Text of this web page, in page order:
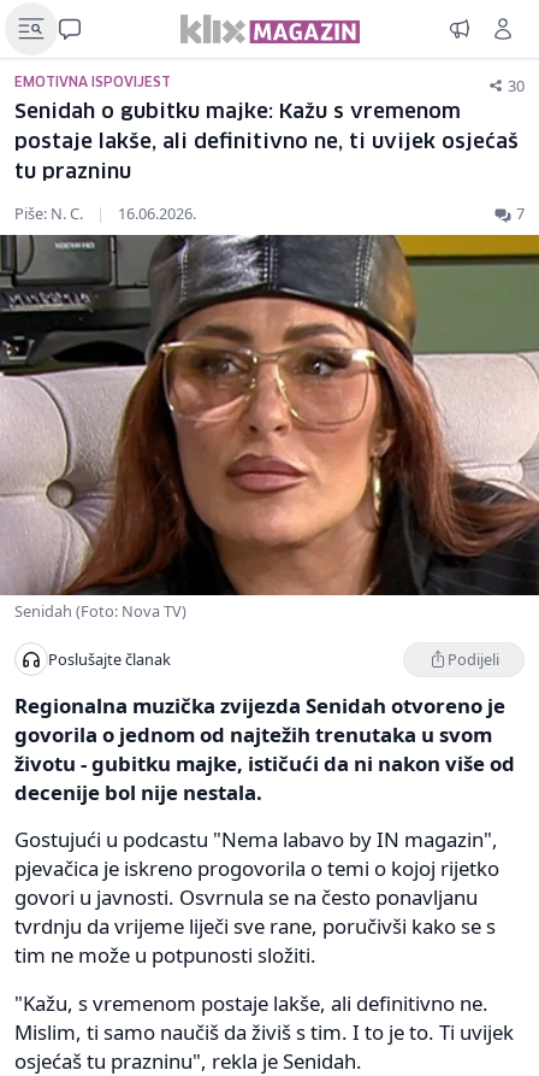
EMOTIVNA ISPOVIJEST 30
Senidah o gubitku majke: Kažu s vremenom
postaje lakše, ali definitivno ne, ti uvijek osjećaš
tu prazninu
Piše: N. C. | 16.06.2026. 7
Senidah (Foto: Nova TV)
Poslušajte članak Podijeli
Regionalna muzička zvijezda Senidah otvoreno je
govorila o jednom od najtežih trenutaka u svom
životu - gubitku majke, ističući da ni nakon više od
decenije bol nije nestala.
Gostujući u podcastu "Nema labavo by IN magazin",
pjevačica je iskreno progovorila o temi o kojoj rijetko
govori u javnosti. Osvrnula se na često ponavljanu
tvrdnju da vrijeme liječi sve rane, poručivši kako se s
tim ne može u potpunosti složiti.
"Kažu, s vremenom postaje lakše, ali definitivno ne.
Mislim, ti samo naučiš da živiš s tim. I to je to. Ti uvijek
osjećaš tu prazninu", rekla je Senidah.